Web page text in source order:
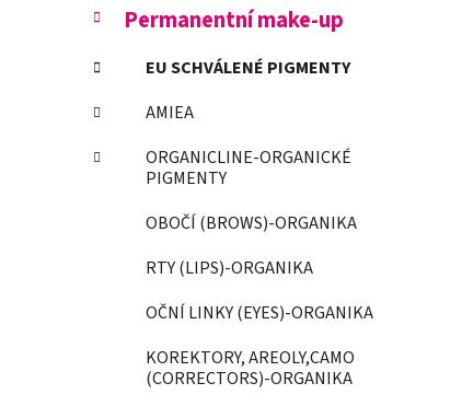
P
s
r
a
Přeskočit
kategorie
K
a
e
g
r
Permanentní make-up
EU SCHVÁLENÉ PIGMENTY
AMIEA
ORGANICLINE-ORGANICKÉ
PIGMENTY
OBOČÍ (BROWS)-ORGANIKA
RTY (LIPS)-ORGANIKA
OČNÍ LINKY (EYES)-ORGANIKA
KOREKTORY, AREOLY,CAMO
(CORRECTORS)-ORGANIKA